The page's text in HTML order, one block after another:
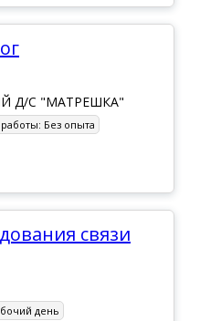
Д/С "МАТРЕШКА"
Без опыта
связи
день